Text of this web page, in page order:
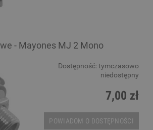
- Mayones MJ 2 Mono
Dostępność: tymczasowo
niedostępny
7,00 zł
POWIADOM O DOSTĘPNOŚCI